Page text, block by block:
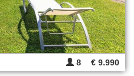
8 € 9.990